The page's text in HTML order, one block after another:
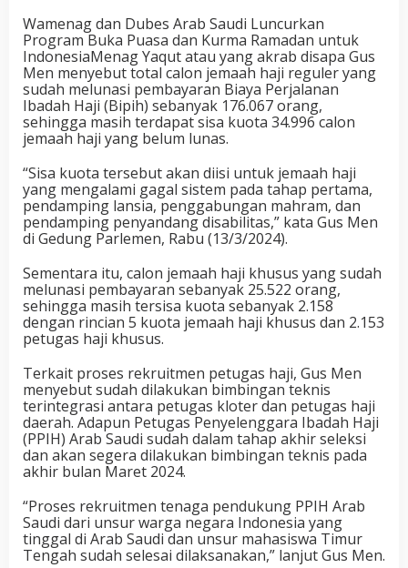
Wamenag dan Dubes Arab Saudi Luncurkan
Program Buka Puasa dan Kurma Ramadan untuk
IndonesiaMenag Yaqut atau yang akrab disapa Gus
Men menyebut total calon jemaah haji reguler yang
sudah melunasi pembayaran Biaya Perjalanan
Ibadah Haji (Bipih) sebanyak 176.067 orang,
sehingga masih terdapat sisa kuota 34.996 calon
jemaah haji yang belum lunas.
“Sisa kuota tersebut akan diisi untuk jemaah haji
yang mengalami gagal sistem pada tahap pertama,
pendamping lansia, penggabungan mahram, dan
pendamping penyandang disabilitas,” kata Gus Men
di Gedung Parlemen, Rabu (13/3/2024).
Sementara itu, calon jemaah haji khusus yang sudah
melunasi pembayaran sebanyak 25.522 orang,
sehingga masih tersisa kuota sebanyak 2.158
dengan rincian 5 kuota jemaah haji khusus dan 2.153
petugas haji khusus.
Terkait proses rekruitmen petugas haji, Gus Men
menyebut sudah dilakukan bimbingan teknis
terintegrasi antara petugas kloter dan petugas haji
daerah. Adapun Petugas Penyelenggara Ibadah Haji
(PPIH) Arab Saudi sudah dalam tahap akhir seleksi
dan akan segera dilakukan bimbingan teknis pada
akhir bulan Maret 2024.
“Proses rekruitmen tenaga pendukung PPIH Arab
Saudi dari unsur warga negara Indonesia yang
tinggal di Arab Saudi dan unsur mahasiswa Timur
Tengah sudah selesai dilaksanakan,” lanjut Gus Men.